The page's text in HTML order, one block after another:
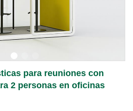
para reuniones con
2 personas en oficinas